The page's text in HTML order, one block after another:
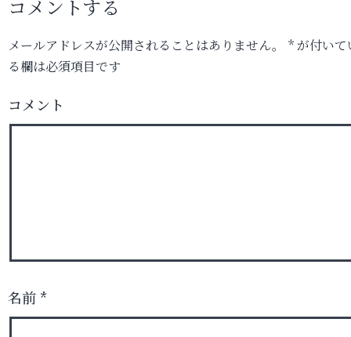
コメントする
メールアドレスが公開されることはありません。 *が付いて
る欄は必須項目です
コメント
名前 *